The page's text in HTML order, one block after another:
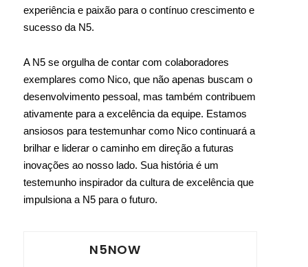
experiência e paixão para o contínuo crescimento e
sucesso da N5.
A N5 se orgulha de contar com colaboradores
exemplares como Nico, que não apenas buscam o
desenvolvimento pessoal, mas também contribuem
ativamente para a excelência da equipe. Estamos
ansiosos para testemunhar como Nico continuará a
brilhar e liderar o caminho em direção a futuras
inovações ao nosso lado. Sua história é um
testemunho inspirador da cultura de excelência que
impulsiona a N5 para o futuro.
N5NOW